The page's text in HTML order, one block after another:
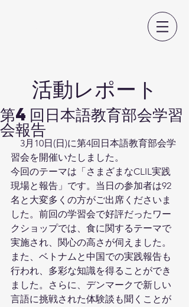
​活動レポート
第4回日本語教育部会学習
会報告
3月10日(日)に第4回日本語教育部会学
習会を開催いたしました。
今回のテーマは「さまざまなCLIL実践
現場と報告」です。当日の参加者は92
名と大変多くの方がご出席くださいま
した。前回の学習会で好評だったワー
クショップでは、食に関するテーマで
実施され、関心の高さが伺えました。
また、ベトナムと中国での実践報告も
行われ、多彩な知識を得ることができ
ました。さらに、デンマークで新しい
言語に挑戦された体験談も聞くことが